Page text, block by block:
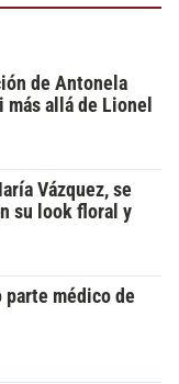
de Antonela
allá de Lionel
Vázquez, se
su look floral y
médico de